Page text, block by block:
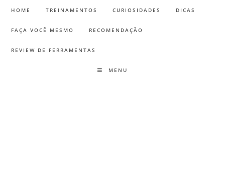
HOME TREINAMENTOS CURIOSIDADES DICAS
FAÇA VOCÊ MESMO RECOMENDAÇÃO
REVIEW DE FERRAMENTAS
MENU